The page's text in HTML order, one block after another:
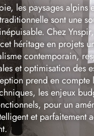
les paysages alpins
sont une
Chez
héritage en projets
contemporain,
et optimisation des
prend en compte
les enjeux
pour un
et parfaitement